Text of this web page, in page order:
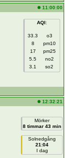
11:00:00
AQI:
33.3
o3
8
pm10
17
pm25
5.5
no2
3.1
so2
12:32:21
Mörker
8 timmar 43 min
Solnedgång
21:04
I dag